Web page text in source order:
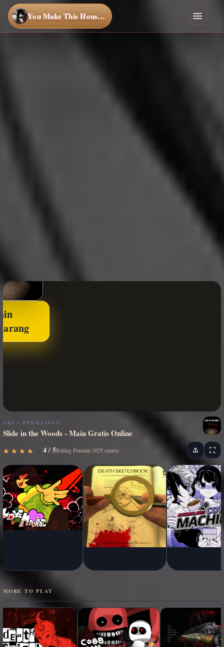
You Make This House a Home
AREA PERMAINAN
Slide in the Woods - Main Gratis Online
★
★ ★
★ ★
★ ★
★ 4 / 5Rating Pemain (925 suara)
MORE TO PLAY